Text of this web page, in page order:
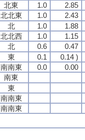
北東 1.0 2.85
北北東 1.0 2.43
北 1.0 1.88
北北西 1.0 1.15
北 0.6 0.47
東 0.1 0.14 )
南南東 0.0 0.00
南東
東
南南東
南南東